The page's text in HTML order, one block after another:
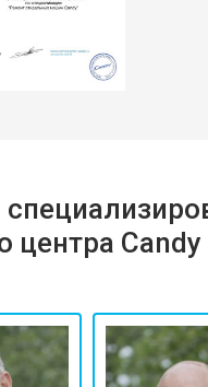
центра Candy